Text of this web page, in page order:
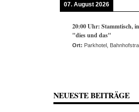
07. August 2026
20:00Uhr: Stammtisch,
"dies und das"
Ort: Parkhotel,
NEUESTE BEITRÄGE